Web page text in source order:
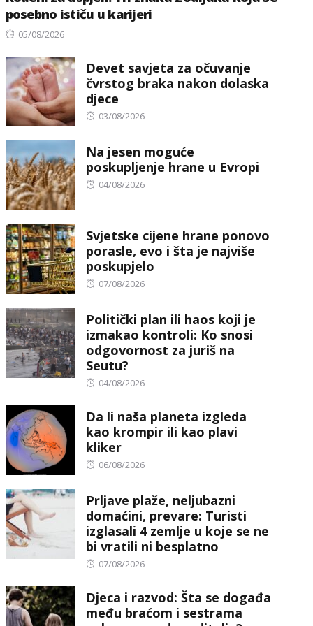
posebno ističu u karijeri
Posted
05/08/2026
Devet savjeta za očuvanje
čvrstog braka nakon dolaska
djece
Posted
03/08/2026
Na jesen moguće
poskupljenje hrane u Evropi
Posted
04/08/2026
Svjetske cijene hrane ponovo
porasle, evo i šta je najviše
poskupjelo
Posted
07/08/2026
Politički plan ili haos koji je
izmakao kontroli: Ko snosi
odgovornost za juriš na
Seutu?
Posted
04/08/2026
Da li naša planeta izgleda
kao krompir ili kao plavi
kliker
Posted
06/08/2026
Prljave plaže, neljubazni
domaćini, prevare: Turisti
izglasali 4 zemlje u koje se ne
bi vratili ni besplatno
Posted
07/08/2026
Djeca i razvod: Šta se događa
među braćom i sestrama